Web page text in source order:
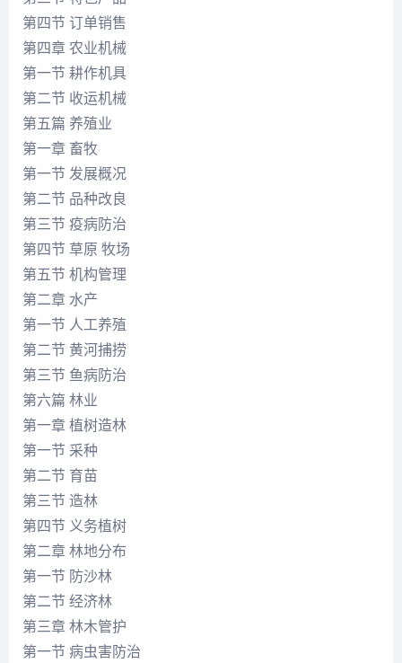
第四节 订单销售
第四章 农业机械
第一节 耕作机具
第二节 收运机械
第五篇 养殖业
第一章 畜牧
第一节 发展概况
第二节 品种改良
第三节 疫病防治
第四节 草原 牧场
第五节 机构管理
第二章 水产
第一节 人工养殖
第二节 黄河捕捞
第三节 鱼病防治
第六篇 林业
第一章 植树造林
第一节 采种
第二节 育苗
第三节 造林
第四节 义务植树
第二章 林地分布
第一节 防沙林
第二节 经济林
第三章 林木管护
第一节 病虫害防治